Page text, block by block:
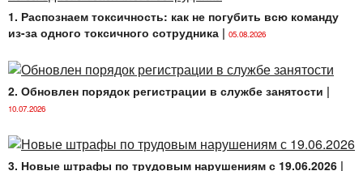
программы профессионально-технического и (или)
среднего специального образования, их филиалах,
учреждения образования).
КТО МОЖЕТ БЫТЬ ПРИНЯТ
НА ДИСТАНЦИОННОЕ ОБРАЗОВАНИЕ?
В учреждения образования для получения
профессионально-технического образования
1. Распознаем токсичность: как не погубить всю команду
из-за одного токсичного сотрудника | 05.08.2026
2. Обновлен порядок регистрации в службе занятости |
10.07.2026
3. Новые штрафы по трудовым нарушениям с 19.06.2026 |